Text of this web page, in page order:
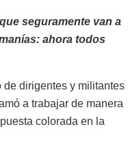
seguramente van a
ahora todos
dirigentes y militantes
a trabajar de manera
colorada en la